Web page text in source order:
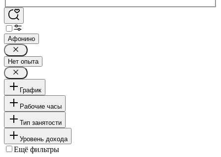
Афонино
Нет опыта
График
Рабочие часы
Тип занятости
Уровень дохода
Ещё фильтры